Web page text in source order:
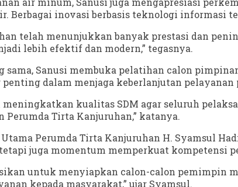
Berbagai inovasi berbasis teknologi
telah menunjukkan banyak prestasi dan
lebih efektif dan modern,” tegasnya.
sama, Sanusi membuka pelatihan calon
dalam menjaga keberlanjutan pelayanan
kualitas SDM agar seluruh
Tirta Kanjuruhan,” katanya.
Perumda Tirta Kanjuruhan H. Syamsul
juga momentum memperkuat kompetensi
untuk menyiapkan calon-calon pemimpin
kepada masyarakat,” ujar Syamsul.